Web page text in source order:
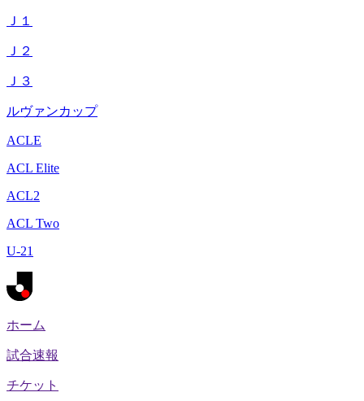
Ｊ１
Ｊ２
Ｊ３
ルヴァンカップ
ACLE
ACL Elite
ACL2
ACL Two
U-21
ホーム
試合速報
チケット